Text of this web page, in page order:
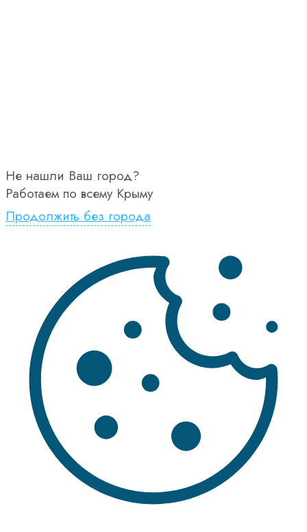
Не нашли Ваш город?
Работаем по всему Крыму
Продолжить без города